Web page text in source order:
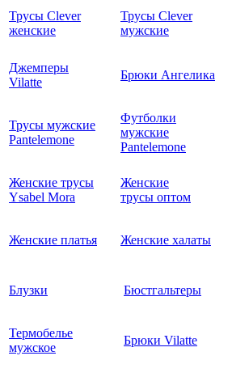
Трусы Clever
женские
Трусы Clever
мужские
Джемперы
Vilatte
Брюки Ангелика
Трусы мужские
Pantelemone
Футболки
мужские
Pantelemone
Женские трусы
Ysabel Mora
Женские
трусы оптом
Женские платья Женские халаты
Блузки Бюстгальтеры
Термобелье
мужское
Брюки Vilatte